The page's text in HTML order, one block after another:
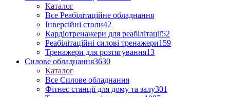
Каталог
Все Реабілітаційне обладнання
Інверсійні столи42
Кардіотренажери для реабілітації52
Реабілітаційні силові тренажери159
Тренажери для розтягування13
Силове обладнання3630
Каталог
Все Силове обладнання
Фітнес станції для дому та залу301